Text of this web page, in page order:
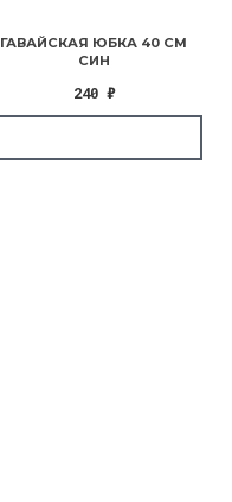
ГАВАЙСКАЯ ЮБКА 40 СМ
СИН
240 ₽